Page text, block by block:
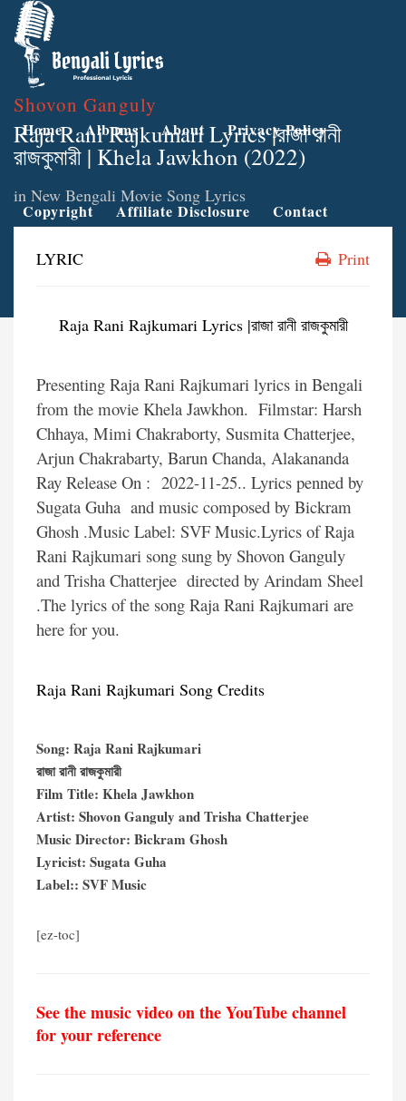
Home Albums About Privacy Policy
Copyright Affiliate Disclosure Contact
Shovon Ganguly
Raja Rani Rajkumari Lyrics |রাজা রানী
রাজকুমারী | Khela Jawkhon (2022)
in New Bengali Movie Song Lyrics
LYRIC Print
Raja Rani Rajkumari Lyrics |রাজা রানী রাজকুমারী
Presenting Raja Rani Rajkumari lyrics in Bengali
from the movie Khela Jawkhon. Filmstar: Harsh
Chhaya, Mimi Chakraborty, Susmita Chatterjee,
Arjun Chakrabarty, Barun Chanda, Alakananda
Ray Release On : 2022-11-25.. Lyrics penned by
Sugata Guha and music composed by Bickram
Ghosh .Music Label: SVF Music.Lyrics of Raja
Rani Rajkumari song sung by Shovon Ganguly
and Trisha Chatterjee directed by Arindam Sheel
.The lyrics of the song Raja Rani Rajkumari are
here for you.
Raja Rani Rajkumari Song Credits
Song: Raja Rani Rajkumari
রাজা রানী রাজকুমারী
Film Title: Khela Jawkhon
Artist: Shovon Ganguly and Trisha Chatterjee
Music Director: Bickram Ghosh
Lyricist: Sugata Guha
Label:: SVF Music
[ez-toc]
See the music video on the YouTube channel
for your reference